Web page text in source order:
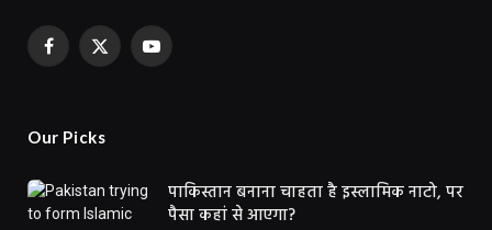
Facebook
X
YouTube
Our Picks
पाकिस्तान बनाना चाहता है इस्लामिक नाटो, पर
पैसा कहां से आएगा?